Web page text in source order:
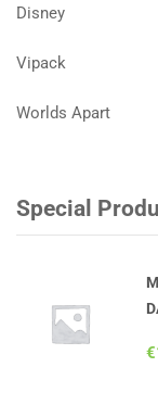
Disney
Vipack
Worlds Apart
Special
€